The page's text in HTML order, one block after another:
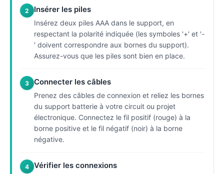
2 Insérer les piles
Insérez deux piles AAA dans le support, en
respectant la polarité indiquée (les symboles '+' et '-
' doivent correspondre aux bornes du support).
Assurez-vous que les piles sont bien en place.
3 Connecter les câbles
Prenez des câbles de connexion et reliez les bornes
du support batterie à votre circuit ou projet
électronique. Connectez le fil positif (rouge) à la
borne positive et le fil négatif (noir) à la borne
négative.
4 Vérifier les connexions